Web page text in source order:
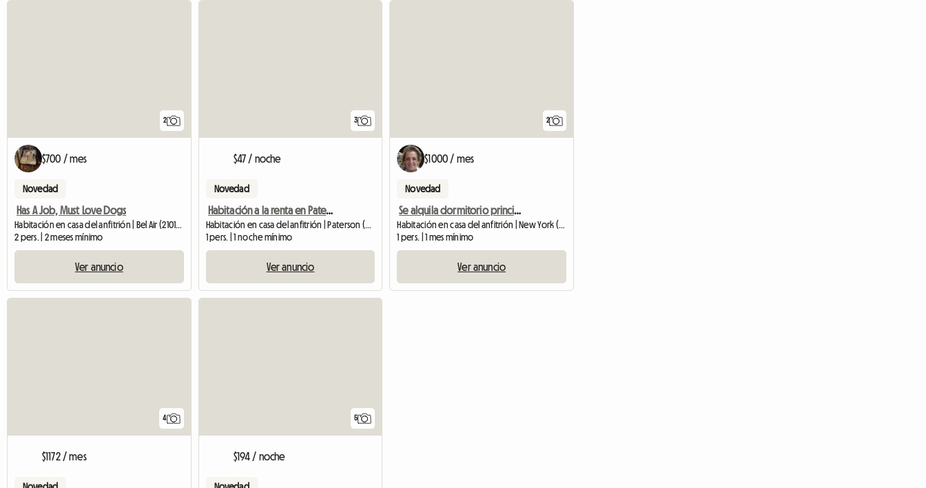
2
$700 / mes
Novedad
Has A Job, Must Love Dogs
Habitación en casa del anfitrión | Bel Air (21015)
2 pers. | 2 meses mínimo
Ver anuncio
3
$47 / noche
Novedad
Habitación a la renta en Paterson, New Jersey
Habitación en casa del anfitrión | Paterson (07524) | 20 M2
1 pers. | 1 noche mínimo
Ver anuncio
2
$1000 / mes
Novedad
Se alquila dormitorio principal
Habitación en casa del anfitrión | New York (10306)
1 pers. | 1 mes mínimo
Ver anuncio
4
$1172 / mes
5
$194 / noche